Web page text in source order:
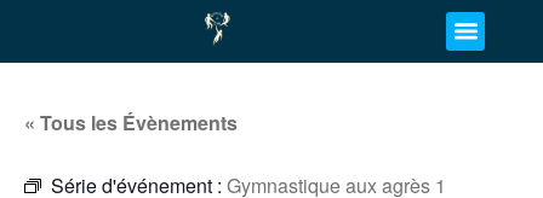
« Tous les Évènements
Série d'événement : Gymnastique aux agrès 1